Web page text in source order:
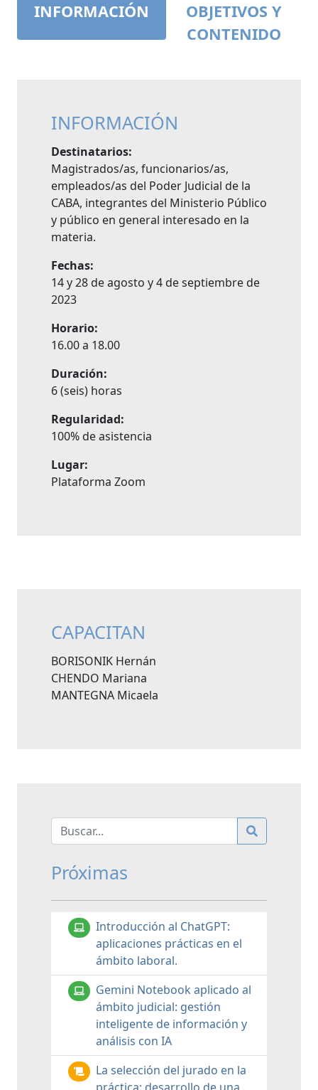
INFORMACIÓN
OBJETIVOS Y
CONTENIDO
INFORMACIÓN
Destinatarios:
Magistrados/as, funcionarios/as,
empleados/as del Poder Judicial de la
CABA, integrantes del Ministerio Público
y público en general interesado en la
materia.
Fechas:
14 y 28 de agosto y 4 de septiembre de
2023
Horario:
16.00 a 18.00
Duración:
6 (seis) horas
Regularidad:
100% de asistencia
Lugar:
Plataforma Zoom
CAPACITAN
BORISONIK Hernán
CHENDO Mariana
MANTEGNA Micaela
Próximas
Introducción al ChatGPT:
aplicaciones prácticas en el
ámbito laboral.
Gemini Notebook aplicado al
ámbito judicial: gestión
inteligente de información y
análisis con IA
La selección del jurado en la